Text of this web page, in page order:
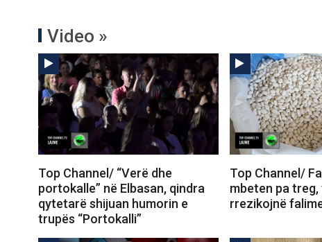
Video »
Top Channel/ “Verë dhe
portokalle” në Elbasan, qindra
qytetarë shijuan humorin e
trupës “Portokalli”
Top Channel/
mbeten pa
rrezikojnë